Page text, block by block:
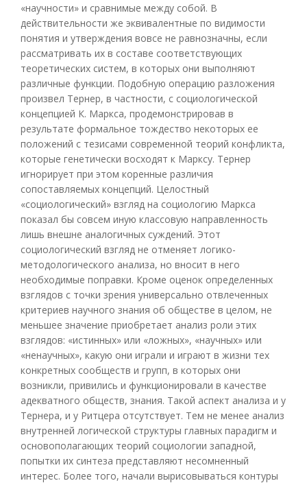
«научности» и сравнимые между собой. В
действительности же эквивалентные по видимости
понятия и утверждения вовсе не равнозначны, если
рассматривать их в составе соответствующих
теоретических систем, в которых они выполняют
различные функции. Подобную операцию разложения
произвел Тернер, в частности, с социологической
концепцией К. Маркса, продемонстрировав в
результате формальное тождество некоторых ее
положений с тезисами современной теорий конфликта,
которые генетически восходят к Марксу. Тернер
игнорирует при этом коренные различия
сопоставляемых концепций. Целостный
«социологический» взгляд на социологию Маркса
показал бы совсем иную классовую направленность
лишь внешне аналогичных суждений. Этот
социологический взгляд не отменяет логико-
методологического анализа, но вносит в него
необходимые поправки. Кроме оценок определенных
взглядов с точки зрения универсально отвлеченных
критериев научного знания об обществе в целом, не
меньшее значение приобретает анализ роли этих
взглядов: «истинных» или «ложных», «научных» или
«ненаучных», какую они играли и играют в жизни тех
конкретных сообществ и групп, в которых они
возникли, привились и функционировали в качестве
адекватного обществ, знания. Такой аспект анализа и у
Тернера, и у Ритцера отсутствует. Тем не менее анализ
внутренней логической структуры главных парадигм и
основополагающих теорий социологии западной,
попытки их синтеза представляют несомненный
интерес. Более того, начали вырисовываться контуры